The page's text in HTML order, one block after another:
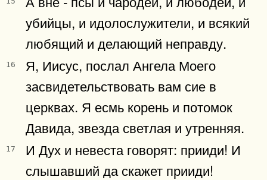
убийцы, и идолослужители, и всякий
любящий и делающий неправду.
16
Я, Иисус, послал Ангела Моего
засвидетельствовать вам сие в
церквах. Я есмь корень и потомок
Давида, звезда светлая и утренняя.
17
И Дух и невеста говорят: прииди! И
слышавший да скажет прииди!